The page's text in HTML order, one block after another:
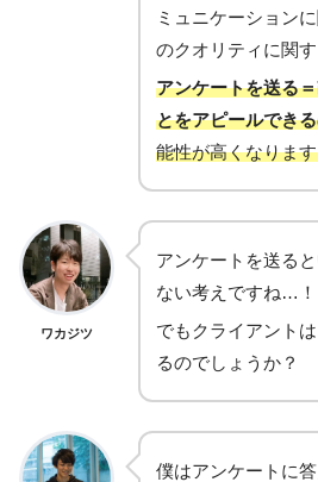
ミュニケーション
のクオリティに関す
アンケートを送る
とをアピールできる
能性が高くなりま
ワカジツ
アンケートを送る
ない考えですね…！
でもクライアント
るのでしょうか？
僕はアンケートに